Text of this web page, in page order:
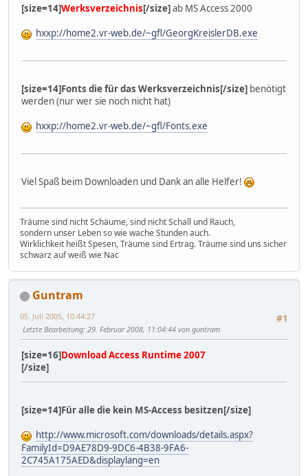
[size=14]Werksverzeichnis[/size]ab MS Access 2000
hxxp://home2.vr-web.de/~gfl/GeorgKreislerDB.exe
[size=14]Fonts die für das Werksverzeichnis[/size] benötigt
werden (nur wer sie noch nicht hat)
hxxp://home2.vr-web.de/~gfl/Fonts.exe
Viel Spaß beim Downloaden und Dank an alle Helfer!
Träume sind nicht Schäume, sind nicht Schall und Rauch,
sondern unser Leben so wie wache Stunden auch.
Wirklichkeit heißt Spesen, Träume sind Ertrag. Träume sind uns sicher
schwarz auf weiß wie Nac
Guntram
#1
05. Juli 2005, 10:44:27
Letzte Bearbeitung: 29. Februar 2008, 11:04:44 von guntram
[size=16]Download Access Runtime 2007
[/size]
[size=14]Für alle die kein MS-Access besitzen[/size]
http://www.microsoft.com/downloads/details.aspx?
FamilyId=D9AE78D9-9DC6-4B38-9FA6-
2C745A175AED&displaylang=en